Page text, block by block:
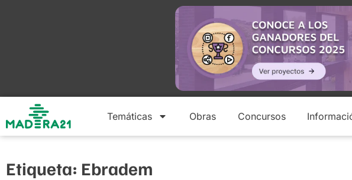
Temáticas Obras Concursos
Etiqueta: Ebradem